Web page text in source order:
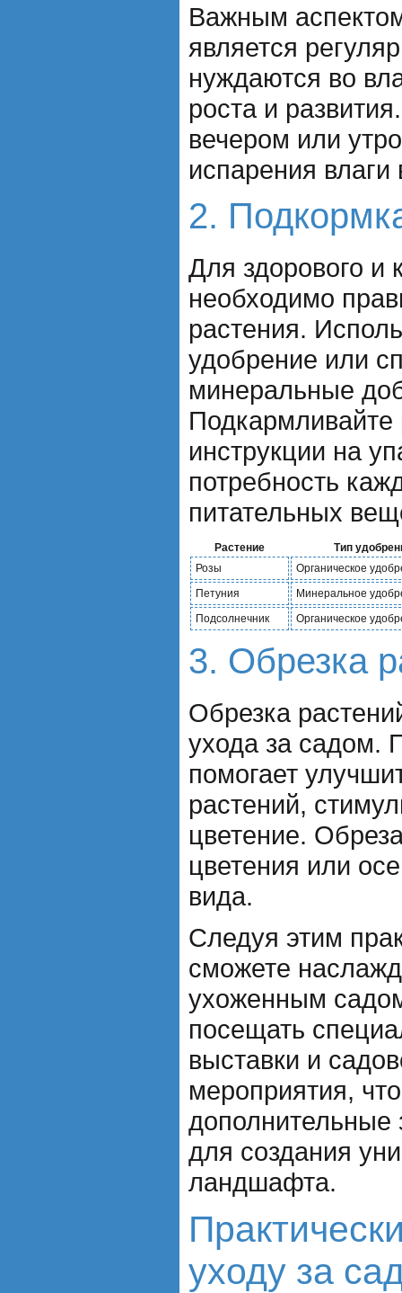
Важным
является
нуждаются во
роста и
вечером или
испарения влаги
2.
Для здорового и
необходимо
растения.
удобрение или
минеральные
Подкармливайте
инструкции на
потребность
питательных
Растение
Тип
Розы
Органическое
Петуния
Минеральное
Подсолнечник
Органическое
3. Обрезка
Обрезка
ухода за садом.
помогает
растений,
цветение.
цветения или
вида.
Следуя этим
сможете
ухоженным
посещать
выставки и
мероприятия,
дополнительные
для создания
ландшафта.
уходу за